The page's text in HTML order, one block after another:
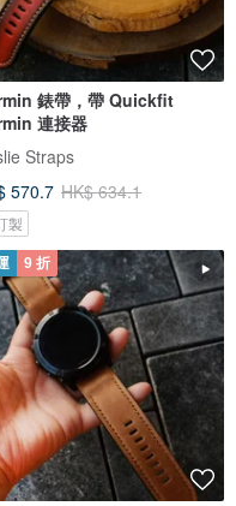
錶帶，帶 Quickfit
連接器
Straps
570.7 HK$ 634.1
製
9 折